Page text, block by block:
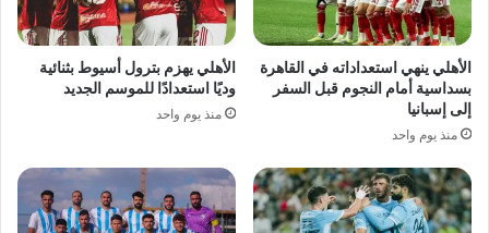
الأهلي ينهي استعداداته في القاهرة
بسداسية أمام النجوم قبل السفر
إلى إسبانيا
منذ يوم واحد
الأهلي يهزم بترول أسيوط بثنائية
وديًا استعدادًا للموسم الجديد
منذ يوم واحد